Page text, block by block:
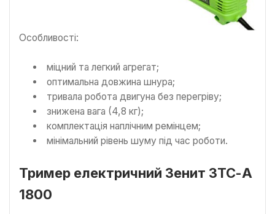
Особливості:
міцний та легкий агрегат;
оптимальна довжина шнура;
тривала робота двигуна без перегріву;
знижена вага (4,8 кг);
комплектація наплічним ремінцем;
мінімальний рівень шуму під час роботи.
Тример електричний Зенит ЗТС-А
1800